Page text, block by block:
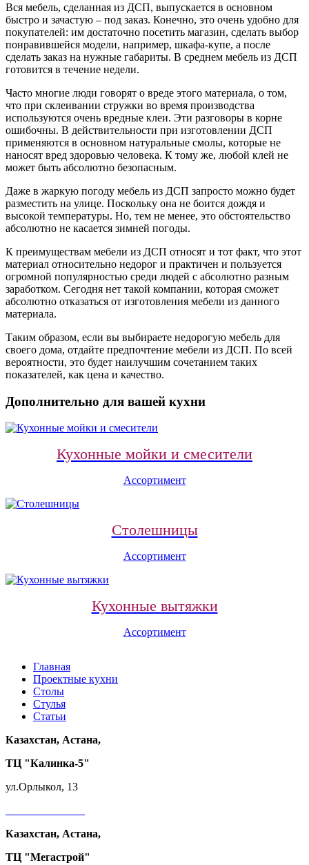
Вся мебель, сделанная из ДСП, выпускается в основном
быстро и зачастую – под заказ. Конечно, это очень удобно для
покупателей: им достаточно посетить магазин, сделать выбор
понравившейся модели, например, шкафа-купе, а после
сделать заказ на нужные габариты. В среднем мебель из ДСП
готовится в течение недели.
Часто многие люди говорят о вреде этого материала, о том,
что при склеивании стружки во время производства
используются очень вредные клеи. Эти разговоры в корне
ошибочны. В действительности при изготовлении ДСП
применяются в основном натуральные смолы, которые не
наносят вред здоровью человека. К тому же, любой клей не
может быть абсолютно безопасным.
Даже в жаркую погоду мебель из ДСП запросто можно будет
разместить на улице. Поскольку она не боится дождя и
высокой температуры. Но, тем не менее, это обстоятельство
абсолютно не касается зимней погоды.
К преимуществам мебели из ДСП относят и тот факт, что этот
материал относительно недорог и практичен и пользуется
огромной популярностью среди людей с абсолютно разным
заработком. Сегодня нет такой компании, которая сможет
абсолютно отказаться от изготовления мебели из данного
материала.
Таким образом, если вы выбираете недорогую мебель для
своего дома, отдайте предпочтение мебели из ДСП. По всей
вероятности, это будет наилучшим сочетанием таких
показателей, как цена и качество.
Дополнительно для вашей кухни
Кухонные мойки и смесители
Ассортимент
Столешницы
Ассортимент
Кухонные вытяжки
Ассортимент
Главная
Проектные кухни
Столы
Стулья
Статьи
Казахстан, Астана,
ТЦ "Калинка-5"
ул.Орлыкол, 13
Казахстан, Астана,
ТЦ "Мегастрой"